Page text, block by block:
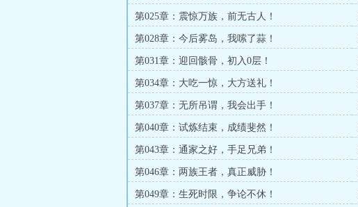
第025章：震惊万族，前无古人！
第028章：今后雾岛，我嗦了蒜！
第031章：迎回骸骨，初入0层！
第034章：大吃一惊，大方送礼！
第037章：无所吊谓，我会出手！
第040章：试炼结束，成绩斐然！
第043章：通家之好，手足兄弟！
第046章：两族王者，真正威胁！
第049章：生死时限，争论不休！